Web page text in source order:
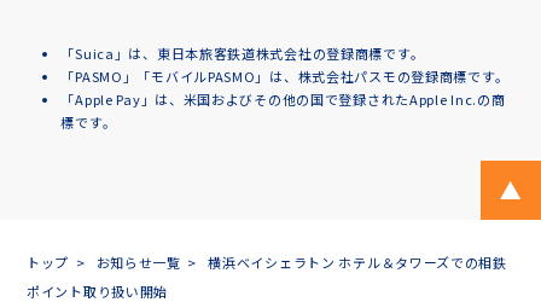
「Suica」は、東日本旅客鉄道株式会社の登録商標です。
「PASMO」「モバイルPASMO」は、株式会社パスモの登録商標です。
「Apple Pay」は、米国およびその他の国で登録されたApple Inc.の商
標です。
トップ お知らせ一覧
横浜ベイシェラトン ホテル＆タワーズでの相鉄
ポイント取り扱い開始